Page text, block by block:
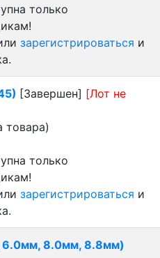
только
зарегистрироваться и
[Завершен] [Лот не
только
зарегистрироваться и
6.0мм, 8.0мм, 8.8мм)